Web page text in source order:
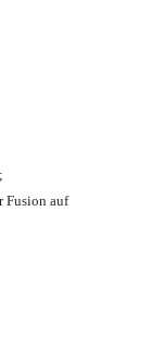
Fusion auf